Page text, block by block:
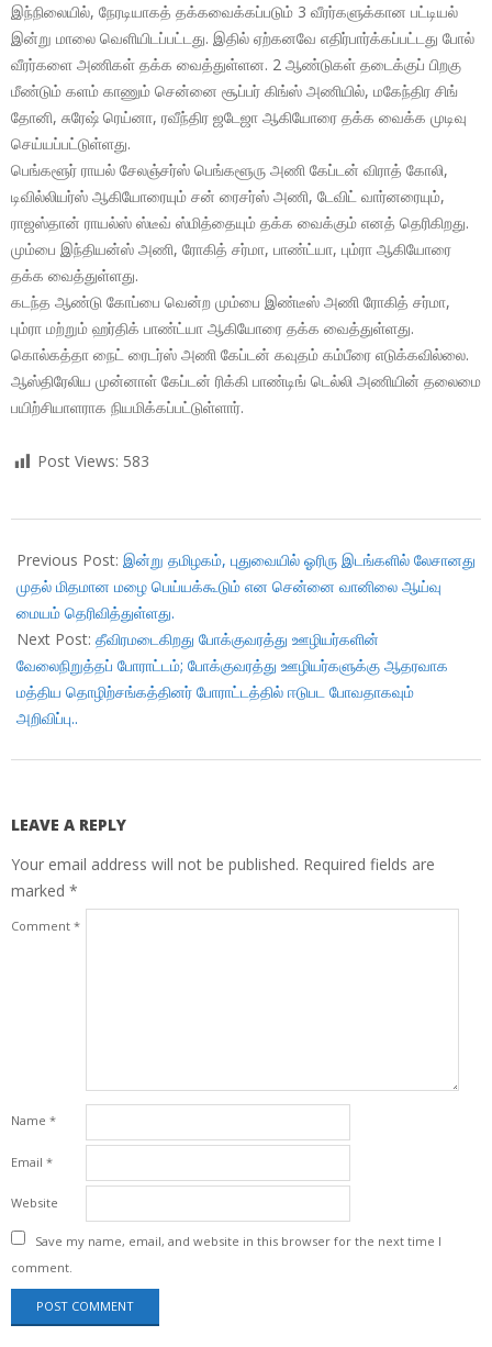
இந்நிலையில், நேரடியாகத் தக்கவைக்கப்படும் 3 வீரர்களுக்கான பட்டியல்
இன்று மாலை வெளியிடப்பட்டது. இதில் ஏற்கனவே எதிர்பார்க்கப்பட்டது போல்
வீரர்களை அணிகள் தக்க வைத்துள்ளன. 2 ஆண்டுகள் தடைக்குப் பிறகு
மீண்டும் களம் காணும் சென்னை சூப்பர் கிங்ஸ் அணியில், மகேந்திர சிங்
தோனி, சுரேஷ் ரெய்னா, ரவீந்திர ஜடேஜா ஆகியோரை தக்க வைக்க முடிவு
செய்யப்பட்டுள்ளது.
பெங்களூர் ராயல் சேலஞ்சர்ஸ் பெங்களூரு அணி கேப்டன் விராத் கோலி,
டிவில்லியர்ஸ் ஆகியோரையும் சன் ரைசர்ஸ் அணி, டேவிட் வார்னரையும்,
ராஜஸ்தான் ராயல்ஸ் ஸ்டீவ் ஸ்மித்தையும் தக்க வைக்கும் எனத் தெரிகிறது.
மும்பை இந்தியன்ஸ் அணி, ரோகித் சர்மா, பாண்ட்யா, பும்ரா ஆகியோரை
தக்க வைத்துள்ளது.
கடந்த ஆண்டு கோப்பை வென்ற மும்பை இண்டீஸ் அணி ரோகித் சர்மா,
பும்ரா மற்றும் ஹர்திக் பாண்ட்யா ஆகியோரை தக்க வைத்துள்ளது.
கொல்கத்தா நைட் ரைடர்ஸ் அணி கேப்டன் கவுதம் கம்பீரை எடுக்கவில்லை.
ஆஸ்திரேலிய முன்னாள் கேப்டன் ரிக்கி பாண்டிங் டெல்லி அணியின் தலைமை
பயிற்சியாளராக நியமிக்கப்பட்டுள்ளார்.
Post Views: 583
01-
09
Previous Post: இன்று தமிழகம், புதுவையில் ஓரிரு இடங்களில் லேசானது
முதல் மிதமான மழை பெய்யக்கூடும் என சென்னை வானிலை ஆய்வு
மையம் தெரிவித்துள்ளது.
Next Post: தீவிரமடைகிறது போக்குவரத்து ஊழியர்களின்
வேலைநிறுத்தப் போராட்டம்; போக்குவரத்து ஊழியர்களுக்கு ஆதரவாக
மத்திய தொழிற்சங்கத்தினர் போராட்டத்தில் ஈடுபட போவதாகவும்
அறிவிப்பு..
LEAVE A REPLY
Your email address will not be published. Required fields are
marked *
Comment *
Name *
Email *
Website
Save my name, email, and website in this browser for the next time I
comment.